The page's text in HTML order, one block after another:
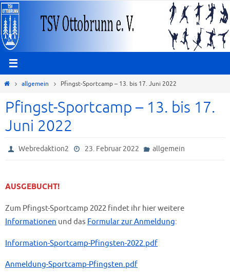
Zum
Inhalt
springen
Startallgemein Pfingst-Sportcamp – 13. bis 17. Juni 2022
Pfingst-Sportcamp – 13. bis 17.
Juni 2022
Webredaktion2 23. Februar 2022 allgemein
AUSGEBUCHT!
Zum Pfingst-Sportcamp 2022 findet ihr hier weitere
Informationen und das Formular zur Anmeldung:
Information-Sportcamp-Pfingsten-2022.pdf
Anmeldung-Sportcamp-Pfingsten.pdf